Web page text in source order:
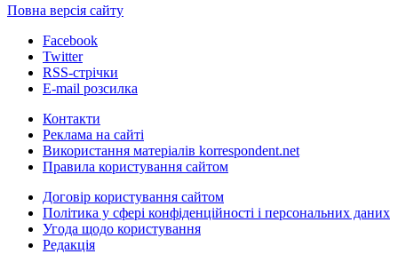
Повна версія сайту
Facebook
Twitter
RSS-стрічки
E-mail розсилка
Контакти
Реклама на сайті
Використання матеріалів korrespondent.net
Правила користування сайтом
Договір користування сайтом
Політика у сфері конфіденційності і персональних даних
Угода щодо користування
Редакція